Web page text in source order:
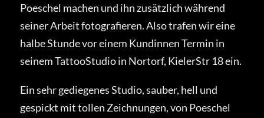
Poeschel machen und ihn zusätzlich während
seiner Arbeit fotografieren. Also trafen wir eine
halbe Stunde vor einem Kundinnen Termin in
seinem TattooStudio in Nortorf, KielerStr 18 ein.
Ein sehr gediegenes Studio, sauber, hell und
gespickt mit tollen Zeichnungen, von Poeschel